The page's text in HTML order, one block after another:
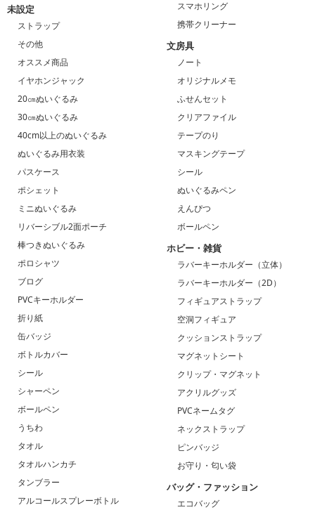
未設定
ストラップ
その他
オススメ商品
イヤホンジャック
20㎝ぬいぐるみ
30㎝ぬいぐるみ
40cm以上のぬいぐるみ
ぬいぐるみ用衣装
パスケース
ポシェット
ミニぬいぐるみ
リバーシブル2面ポーチ
棒つきぬいぐるみ
ポロシャツ
ブログ
PVCキーホルダー
折り紙
缶バッジ
ボトルカバー
シール
シャーペン
ボールペン
うちわ
タオル
タオルハンカチ
タンブラー
アルコールスプレーボトル
スマホリング
携帯クリーナー
文房具
ノート
オリジナルメモ
ふせんセット
クリアファイル
テープのり
マスキングテープ
シール
ぬいぐるみペン
えんぴつ
ボールペン
ホビー・雑貨
ラバーキーホルダー（立体）
ラバーキーホルダー（2D）
フィギュアストラップ
空洞フィギュア
クッションストラップ
マグネットシート
クリップ・マグネット
アクリルグッズ
PVCネームタグ
ネックストラップ
ピンバッジ
お守り・匂い袋
バッグ・ファッション
エコバッグ